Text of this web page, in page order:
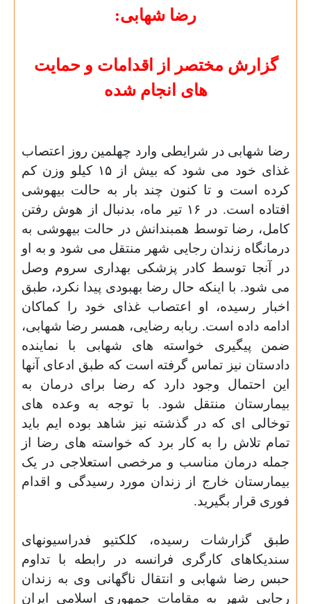
رضا شهابی:
گزارش مختصر از اقدامات و حمایت
های انجام شده
رضا شهابی در شرایطی وارد چهلمین روز اعتصاب
غذای خود می شود که بیش از ۱۵ کیلو وزن کم
کرده است و تا کنون چند بار به حالت بیهوشی
افتاده است. در ۱۶ تیر ماه، بدنبال از هوش رفتن
کامل، رضا توسط همبندانش در حالت بیهوشی به
درمانگاه زندان رجایی شهر منتقل می شود و به او
در آنجا توسط کادر پزشکی بهداری سروم وصل
می شود. با اینکه حال رضا بهبودی پیدا نکرد، طبق
اخبار رسیده، او اعتصاب غذای خود را کماکان
ادامه داده است. ربابه رضایی، همسر رضا شهابی،
ضمن پیگیری خواسته های شهابی با نماینده
دادستان نیز تماس گرفته است که طبق ادعای آنها
این احتمال وجود دارد که رضا برای درمان به
بیمارستان منتقل شود. با توجه به وعده های
توخالی ای که در گذشته نیز شاهد بوده ایم باید
تمام تلاش را به کار برد که خواسته های رضا از
جمله درمان مناسب و مرخصی استعلاجی در یک
بیمارستان خارج از زندان مورد رسیدگی و اقدام
فوری قرار بگیرید.
طبق گزارشات رسیده، کلکتیو فدراسیونهای
سندیکاهای کارگری فرانسه در رابطه با تداوم
حبس رضا شهابی و انتقال ناگهانی وی به زندان
رجایی شهر به مقامات جمهوری اسلامی ایران